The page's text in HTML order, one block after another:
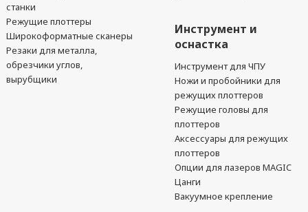
станки
Режущие плоттеры
Широкоформатные сканеры
Резаки для металла,
обрезчики углов,
вырубщики
Инструмент и
оснастка
Инструмент для ЧПУ
Ножи и пробойники для
режущих плоттеров
Режущие головы для
плоттеров
Аксессуары для режущих
плоттеров
Опции для лазеров MAGIC
Цанги
Вакуумное крепление